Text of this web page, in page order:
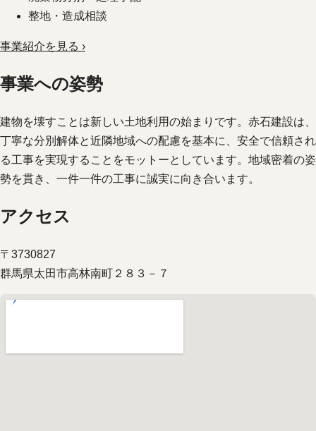
整地・造成相談
事業紹介を見る ›
事業への姿勢
建物を壊すことは新しい土地利用の始まりです。赤石建設は、
丁寧な分別解体と近隣地域への配慮を基本に、安全で信頼され
る工事を実現することをモットーとしています。地域密着の姿
勢を貫き、一件一件の工事に誠実に向き合います。
アクセス
〒3730827
群馬県太田市高林南町２８３－７